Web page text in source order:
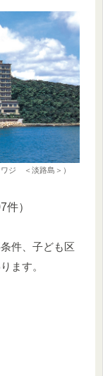
ジ ＜淡路島＞）
件）
件、子ども区
ます。